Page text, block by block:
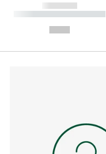
------------
----------- ----------- --------